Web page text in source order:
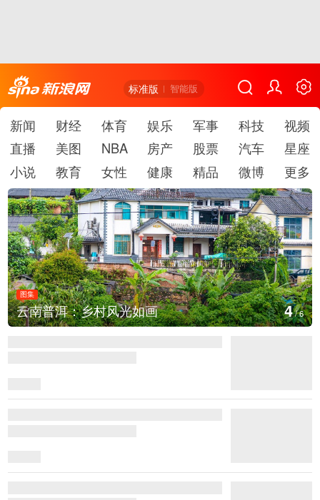
标准版 智能版
新闻 财经 体育 娱乐 军事 科技
视频
直播
美图 NBA 房产 股票 汽车
星座
小说
教育 女性 健康 精品 微博 更多
图集
安徽长丰：葡萄丰收采
5/6